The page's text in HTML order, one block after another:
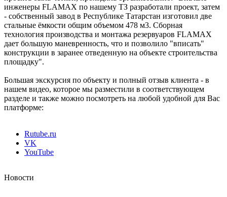
инженеры FLAMAX по нашему ТЗ разработали проект, затем
- собственный завод в Республике Татарстан изготовил две
стальные ёмкости общим объемом 478 м3. Сборная
технология производства и монтажа резервуаров FLAMAX
дает большую маневренность, что и позволило "вписать"
конструкции в заранее отведенную на объекте строительства
площадку".
Большая экскурсия по объекту и полный отзыв клиента - в
нашем видео, которое мы разместили в соответствующем
разделе и также можно посмотреть на любой удобной для Вас
платформе:
Rutube.ru
VK
YouTube
Новости